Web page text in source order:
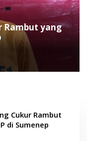
Rambut yang
Cukur Rambut
di Sumenep